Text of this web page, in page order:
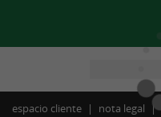
espacio cliente nota legal